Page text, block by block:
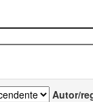
Autor/